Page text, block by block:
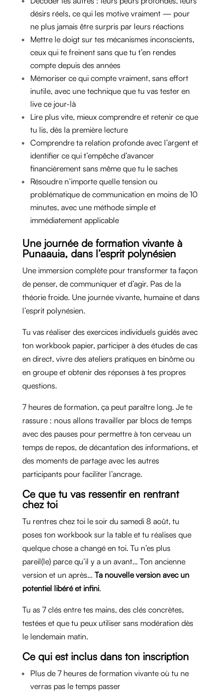
désirs réels, ce qui les motive vraiment — pour
ne plus jamais être surpris par leurs réactions
Mettre le doigt sur tes mécanismes inconscients,
ceux qui te freinent sans que tu t’en rendes
compte depuis des années
Mémoriser ce qui compte vraiment, sans effort
inutile, avec une technique que tu vas tester en
live ce jour-là
Lire plus vite, mieux comprendre et retenir ce que
tu lis, dès la première lecture
Comprendre ta relation profonde avec l’argent et
identifier ce qui t’empêche d’avancer
financièrement sans même que tu le saches
Résoudre n’importe quelle tension ou
problématique de communication en moins de 10
minutes, avec une méthode simple et
immédiatement applicable
Une journée de formation vivante à
Punaauia, dans l’esprit polynésien
Une immersion complète pour transformer ta façon
de penser, de communiquer et d’agir. Pas de la
théorie froide. Une journée vivante, humaine et dans
l’esprit polynésien.
Tu vas réaliser des exercices individuels guidés avec
ton workbook papier, participer à des études de cas
en direct, vivre des ateliers pratiques en binôme ou
en groupe et obtenir des réponses à tes propres
questions.
7 heures de formation, ça peut paraître long. Je te
rassure : nous allons travailler par blocs de temps
avec des pauses pour permettre à ton cerveau un
temps de repos, de décantation des informations, et
des moments de partage avec les autres
participants pour faciliter l’ancrage.
Ce que tu vas ressentir en rentrant
chez toi
Tu rentres chez toi le soir du samedi 8 août, tu
poses ton workbook sur la table et tu réalises que
quelque chose a changé en toi. Tu n’es plus
pareil(le) parce qu’il y a un avant… Ton ancienne
version et un après… Ta nouvelle version avec un
potentiel libéré et infini.
Tu as 7 clés entre tes mains, des clés concrètes,
testées et que tu peux utiliser sans modération dès
le lendemain matin.
Ce qui est inclus dans ton inscription
Plus de 7 heures de formation vivante où tu ne
verras pas le temps passer